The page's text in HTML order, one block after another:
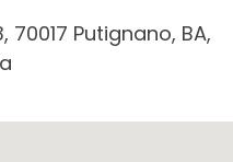
Putignano, BA,